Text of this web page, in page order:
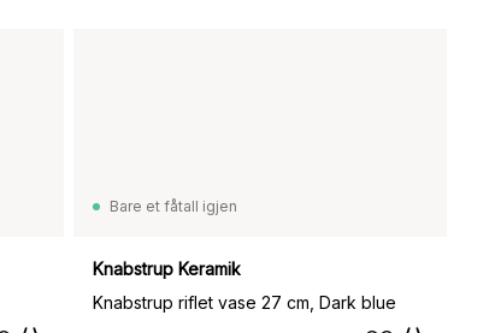
Bare et fåtall igjen
Knabstrup Keramik
Knabstrup riflet vase 27 cm, Dark blue